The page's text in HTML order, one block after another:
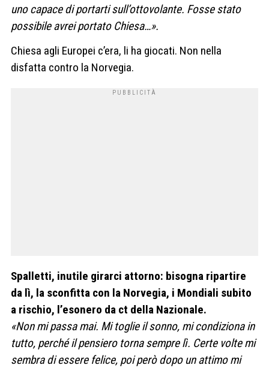
uno capace di portarti sull’ottovolante. Fosse stato
possibile avrei portato Chiesa…».
Chiesa agli Europei c’era, li ha giocati. Non nella
disfatta contro la Norvegia.
Spalletti, inutile girarci attorno: bisogna ripartire
da lì, la sconfitta con la Norvegia, i Mondiali subito
a rischio, l’esonero da ct della Nazionale.
«Non mi passa mai. Mi toglie il sonno, mi condiziona in
tutto, perché il pensiero torna sempre lì. Certe volte mi
sembra di essere felice, poi però dopo un attimo mi